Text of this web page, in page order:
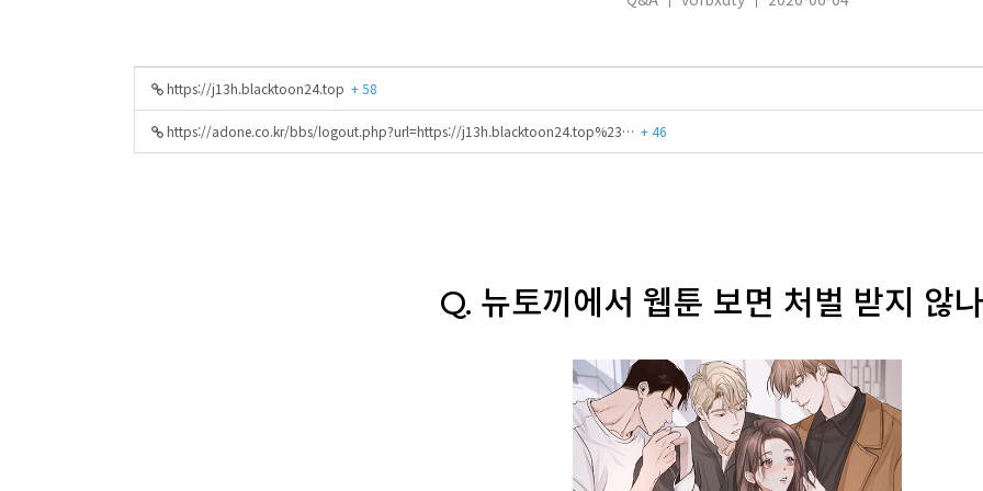
https://j13h.blacktoon24.top + 58
https://adone.co.kr/bbs/logout.php?url=https://j13h.blacktoon24.top%23… + 46
Q. 뉴토끼에서 웹툰 보면 처벌 받지 않